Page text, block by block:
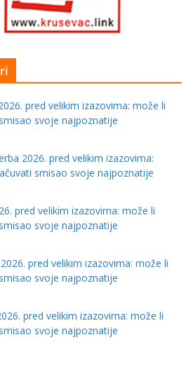
pred velikim izazovima: može li
svoje najpoznatije
2026. pred velikim izazovima:
smisao svoje najpoznatije
pred velikim izazovima: može li
svoje najpoznatije
pred velikim izazovima: može li
svoje najpoznatije
pred velikim izazovima: može li
svoje najpoznatije